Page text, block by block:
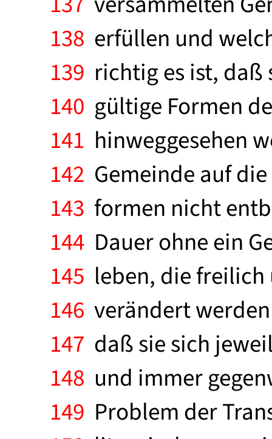
138 erfüllen und
139 richtig es ist, daß
140 gültige Formen
141 hinweggesehen
142 Gemeinde auf
143 formen nicht
144 Dauer ohne ein
145 leben, die
146 verändert
147 daß sie sich
148 und immer
149 Problem der